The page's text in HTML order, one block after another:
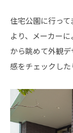
住宅公園に行っ
より、メーカー
から眺めて外観
感をチェックした